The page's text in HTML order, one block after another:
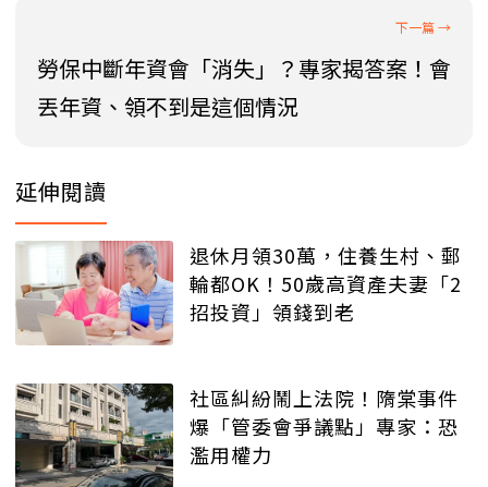
勞保中斷年資會「消失」？專家揭答案！會
丟年資、領不到是這個情況
延伸閱讀
退休月領30萬，住養生村、郵
輪都OK！50歲高資產夫妻「2
招投資」領錢到老
社區糾紛鬧上法院！隋棠事件
爆「管委會爭議點」專家：恐
濫用權力